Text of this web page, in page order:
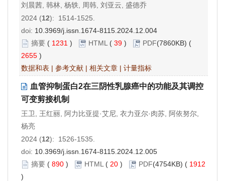
刘晨茜, 韩林, 杨轶, 周韩, 刘亚云, 盛德乔
2024 (12): 1514-1525.
doi: 10.3969/j.issn.1674-8115.2024.12.004
摘要 ( 1231 ) HTML ( 39 ) PDF(7860KB) (
2655 )
数据和表 | 参考文献 | 相关文章 | 计量指标
血管抑制蛋白2在三阴性乳腺癌中的功能及其调控
可变剪接机制
王卫, 王红丽, 阿力比亚提·艾尼, 衣力亚尔·肉苏, 阿依努尔,
杨亮
2024 (12): 1526-1535.
doi: 10.3969/j.issn.1674-8115.2024.12.005
摘要 ( 890 ) HTML ( 20 ) PDF(4754KB) ( 1912
)